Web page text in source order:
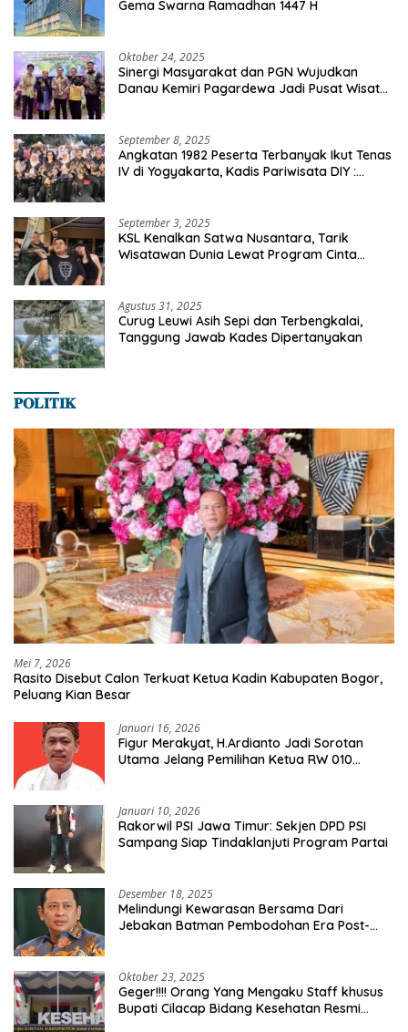
Gema Swarna Ramadhan 1447 H
Oktober 24, 2025
Sinergi Masyarakat dan PGN Wujudkan
Danau Kemiri Pagardewa Jadi Pusat Wisata
September 8, 2025
Angkatan 1982 Peserta Terbanyak Ikut Tenas
IV di Yogyakarta, Kadis Pariwisata DIY :
September 3, 2025
KSL Kenalkan Satwa Nusantara, Tarik
Wisatawan Dunia Lewat Program Cinta
Agustus 31, 2025
Curug Leuwi Asih Sepi dan Terbengkalai,
Tanggung Jawab Kades Dipertanyakan
𝐏𝐎𝐋𝐈𝐓𝐈𝐊
Mei 7, 2026
Rasito Disebut Calon Terkuat Ketua Kadin Kabupaten Bogor,
Peluang Kian Besar
Januari 16, 2026
Figur Merakyat, H.Ardianto Jadi Sorotan
Utama Jelang Pemilihan Ketua RW 010
Januari 10, 2026
Rakorwil PSI Jawa Timur: Sekjen DPD PSI
Sampang Siap Tindaklanjuti Program Partai
Desember 18, 2025
Melindungi Kewarasan Bersama Dari
Jebakan Batman Pembodohan Era Post-
Oktober 23, 2025
Geger!!!! Orang Yang Mengaku Staff khusus
Bupati Cilacap Bidang Kesehatan Resmi